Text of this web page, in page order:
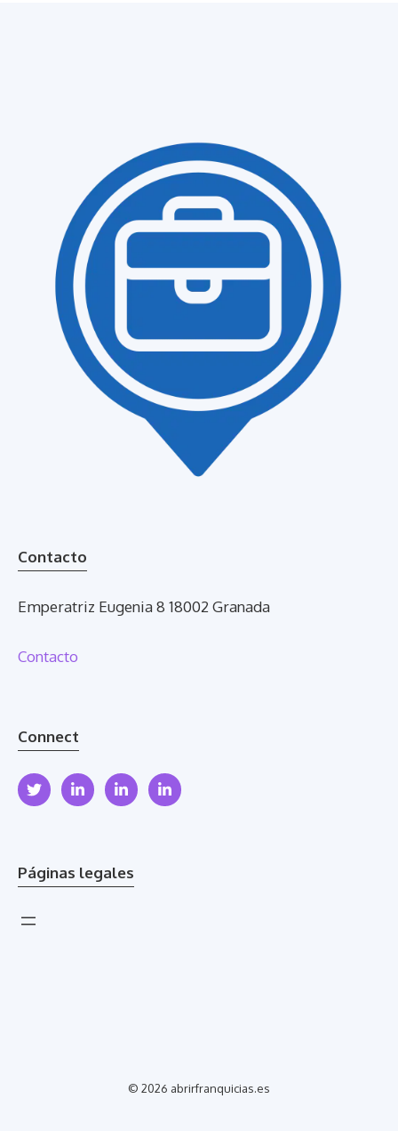
Contacto
Emperatriz Eugenia 8 18002 Granada
Contacto
Connect
Páginas legales
© 2026 abrirfranquicias.es